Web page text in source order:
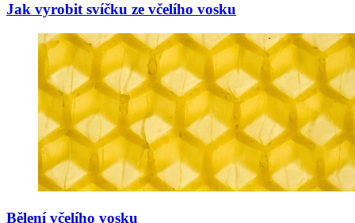
Jak vyrobit svíčku ze včelího vosku
Bělení včelího vosku